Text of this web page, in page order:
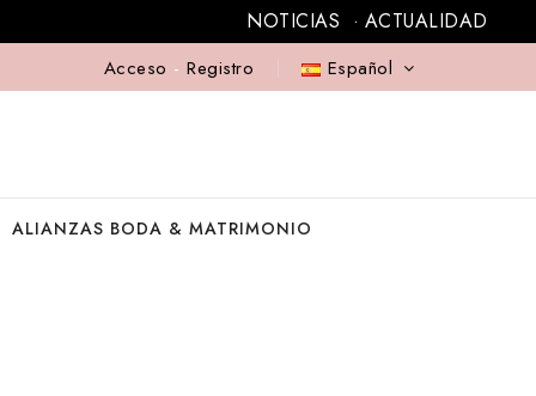
ACTUALIDAD
NOTICIAS
Español
Acceso - Registro
ALIANZAS BODA & MATRIMONIO